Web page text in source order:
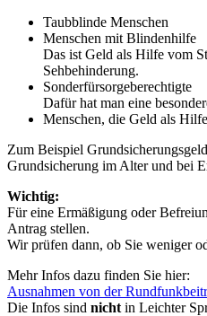
Taubblinde Menschen
Menschen mit Blindenhilfe
Das ist Geld als Hilfe vom
Sehbehinderung.
Sonder­fürsorge­berechtigte
Dafür hat man eine
Menschen, die Geld als
Zum Beispiel
Grundsicherung im Alter und bei
Wichtig:
Für eine Ermäßigung oder
Antrag stellen.
Wir prüfen dann, ob Sie weniger
Mehr Infos dazu finden Sie hier:
Ausnahmen von der
Die Infos sind nicht in Leichter